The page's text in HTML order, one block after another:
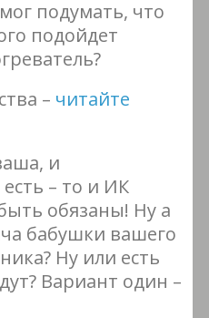
подумать, что
подойдет
– читайте
и
– то и ИК
обязаны! Ну а
бабушки вашего
Ну или есть
Вариант один –